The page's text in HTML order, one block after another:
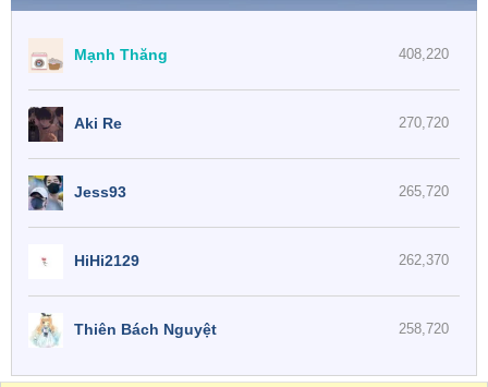
408,220
Mạnh Thăng
270,720
Aki Re
265,720
Jess93
262,370
HiHi2129
258,720
Thiên Bách Nguyệt